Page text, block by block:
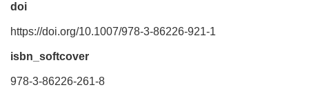
doi
https://doi.org/10.1007/978-3-86226-921-1
isbn_softcover
978-3-86226-261-8